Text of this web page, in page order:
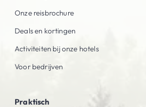
Onze reisbrochure
Deals en kortingen
Activiteiten bij onze hotels
Voor bedrijven
Praktisch